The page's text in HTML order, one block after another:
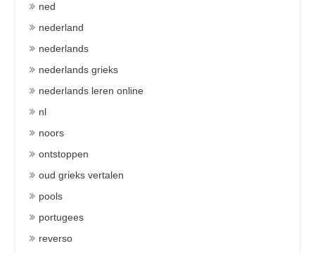
ned
nederland
nederlands
nederlands grieks
nederlands leren online
nl
noors
ontstoppen
oud grieks vertalen
pools
portugees
reverso